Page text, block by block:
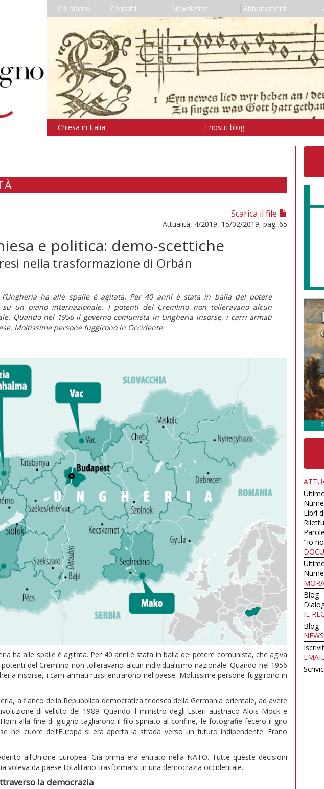
Chi siamo Contatti Newsletter Abbonamenti
Chiesa in Italia I nostri blog
Scarica il file
Attualità, 4/2019, 15/02/2019, pag. 65
e politica: demo-scettiche
nella trasformazione di Orbán
ha alle spalle è agitata. Per 40 anni è stata in balia del potere
su un piano internazionale. I potenti del Cremlino non tolleravano alcun
Quando nel 1956 il governo comunista in Ungheria insorse, i carri armati
Moltissime persone fuggirono in Occidente.
ha alle spalle è agitata. Per 40 anni è stata in balia del potere comunista, che agiva
del Cremlino non tolleravano alcun individualismo nazionale. Quando nel 1956
insorse, i carri armati russi entrarono nel paese. Moltissime persone fuggirono in
a fianco della Repubblica democratica tedesca della Germania orientale, ad avere
di velluto del 1989. Quando il ministro degli Esteri austriaco Alois Mock e
Horn alla fine di giugno tagliarono il filo spinato al confine, le fotografie fecero il giro
nel cuore dell’Europa si era aperta la strada verso un futuro indipendente. Erano
all’Unione Europea. Già prima era entrato nella NATO. Tutte queste decisioni
voleva da paese totalitario trasformarsi in una democrazia occidentale.
la democrazia
Libri
"Io
Blog
IL
Blog
EMAIL